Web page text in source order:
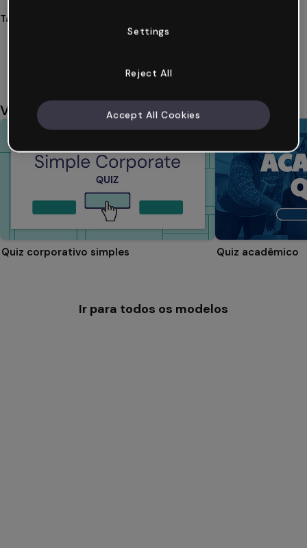
Tags
desafios
Você também pode gostar
Quiz corporativo simples Quiz acadêmico
Ir para todos os modelos
Settings
Reject All
Accept All Cookies